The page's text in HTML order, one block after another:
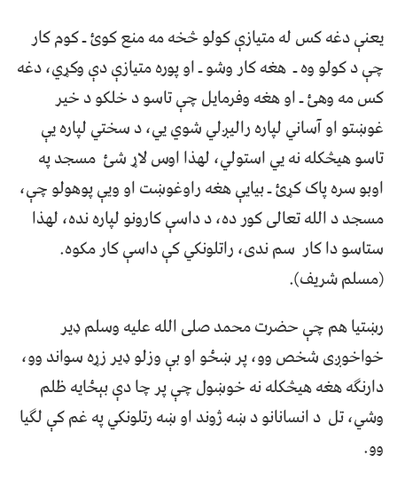
یعنې دغه کس له متیازې کولو څخه مه منع کوئ ـ کوم کار
چې د کولو وه ـ هغه کار وشو ـ او پوره متیازې دې وکړي، دغه
کس مه وهئ ـ او هغه وفرمایل چې تاسو د خلکو د خیر
غوښتو او آساني لپاره رالیږلي شوي یي، د سختي لپاره یې
تاسو هیڅکله نه یي استولي، لهذا اوس لاړ شئ مسجد په
اوبو سره پاک کړئ ـ بیایې هغه راوغوښت او ویې پوهولو چې،
مسجد د الله تعالی کور ده، د داسې کارونو لپاره نده، لهذا
ستاسو دا کار سم ندی، راتلونکي کې داسې کار مکوه.
(مسلم شریف).
رښتیا هم چې حضرت محمد صلی الله علیه وسلم ډیر
خواخوږی شخص وو، پر ښځو او بې وزلو ډیر زړه سواند وو،
دارنګه هغه هیڅکله نه خوښول چې پر چا دې بېځایه ظلم
وشي، تل د انسانانو د ښه ژوند او ښه رتلونکي په غم کې لګیا
وو.